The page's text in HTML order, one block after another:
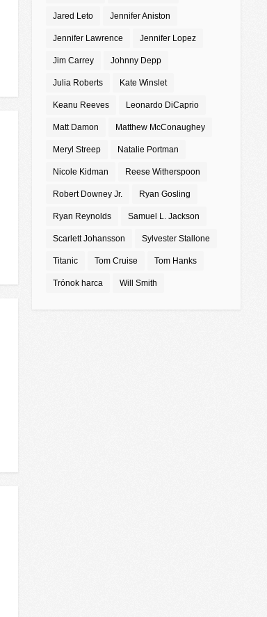
Jared Leto Jennifer Aniston
Jennifer Lawrence Jennifer Lopez
Jim Carrey Johnny Depp
Julia Roberts Kate Winslet
Keanu Reeves Leonardo DiCaprio
Matt Damon Matthew McConaughey
Meryl Streep Natalie Portman
Nicole Kidman Reese Witherspoon
Robert Downey Jr. Ryan Gosling
Ryan Reynolds Samuel L. Jackson
Scarlett Johansson Sylvester Stallone
Titanic Tom Cruise Tom Hanks
Trónok harca Will Smith